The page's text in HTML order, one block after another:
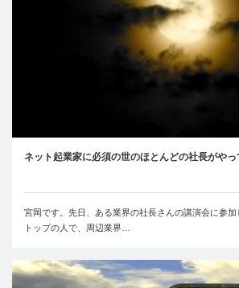
ネット起業家に必須の世のほとんどの社長がや
宮岡です。先日、ある業界の社長さんの講演会に参
トップの人で、周辺業界…